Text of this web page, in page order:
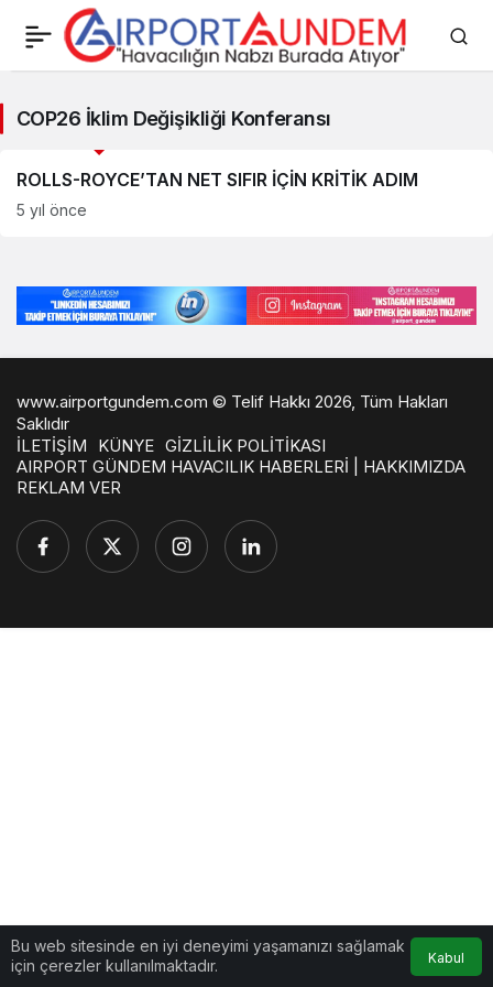
İklim
Değişikliği
Konferansı
COP26 İklim Değişikliği Konferansı
ROLLS-ROYCE’TAN NET SIFIR İÇİN KRİTİK ADIM
5 yıl önce
Bu web sitesinde en iyi deneyimi yaşamanızı sağlamak
için çerezler kullanılmaktadır.
Kabul
www.airportgundem.com © Telif Hakkı 2026, Tüm Hakları
Saklıdır
İLETİŞİM
KÜNYE GİZLİLİK POLİTİKASI
AIRPORT GÜNDEM HAVACILIK HABERLERİ | HAKKIMIZDA
REKLAM VER